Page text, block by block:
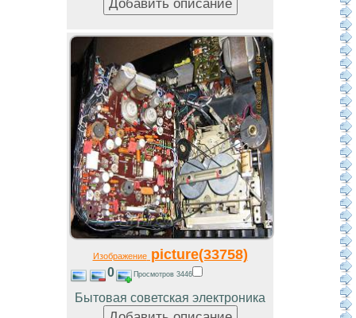
Изображениеpicture(33758)
0 Просмотров 3446
Бытовая советская электроника